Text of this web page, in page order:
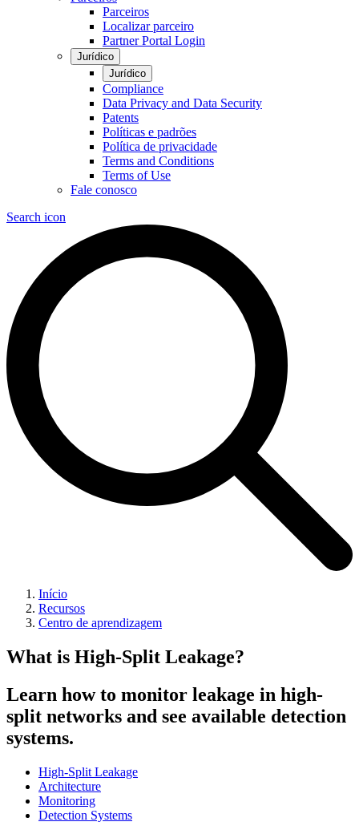
Parceiros
Localizar parceiro
Partner Portal Login
Jurídico
Jurídico
Compliance
Data Privacy and Data Security
Patents
Políticas e padrões
Política de privacidade
Terms and Conditions
Terms of Use
Fale conosco
Search icon
Início
Recursos
Centro de aprendizagem
What is High-Split Leakage?
Learn how to monitor leakage in high-
split networks and see available detection
systems.
High-Split Leakage
Architecture
Monitoring
Detection Systems